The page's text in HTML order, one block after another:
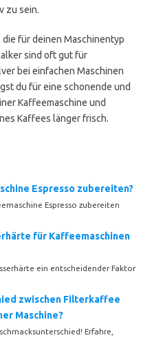
zu sein.
für deinen Maschinentyp
sind oft gut für
bei einfachen Maschinen
du für eine schonende und
Kaffeemaschine und
Kaffees länger frisch.
Espresso zubereiten?
Espresso zubereiten
für Kaffeemaschinen
ein entscheidender Faktor
zwischen Filterkaffee
Maschine?
Erfahre,